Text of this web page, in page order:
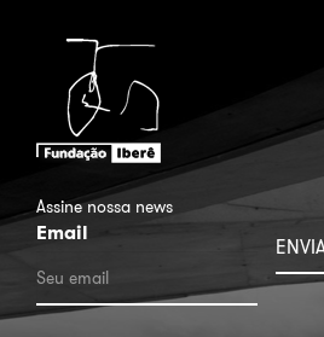
Assine nossa news
Email